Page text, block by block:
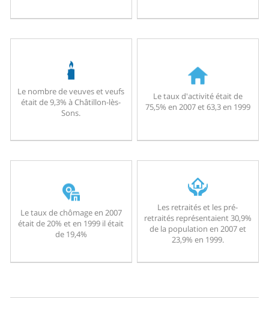
Le nombre de veuves et veufs
était de 9,3% à Châtillon-lès-
Sons.
Le taux d'activité était de
75,5% en 2007 et 63,3 en 1999
Le taux de chômage en 2007
était de 20% et en 1999 il était
de 19,4%
Les retraités et les pré-
retraités représentaient 30,9%
de la population en 2007 et
23,9% en 1999.